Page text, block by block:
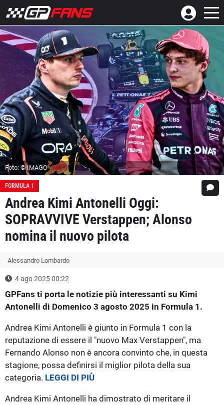
Foto: © IMAGO
FORMULA 1
Andrea Kimi Antonelli Oggi:
SOPRAVVIVE Verstappen; Alonso
nomina il nuovo pilota
Alessandro Lombardo
4 ago 2025 00:22
GPFans ti porta le notizie più interessanti su Kimi
Antonelli di Domenico 3 agosto 2025 in Formula 1.
Andrea Kimi Antonelli è giunto in Formula 1 con la
reputazione di essere il "nuovo Max Verstappen", ma
Fernando Alonso non è ancora convinto che, in questa
stagione, possa definirsi il miglior pilota della sua
categoria. LEGGI DI PIÙ
Andrea Kimi Antonelli ha dimostrato di meritare il